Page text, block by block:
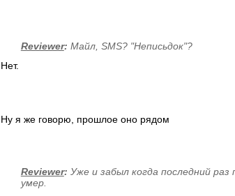
Reviewer: Майл, SMS? "Неписьдок"?
Нет.
Ну я же говорю, прошлое оно рядом
Reviewer: Уже и забыл когда последний раз
умер.